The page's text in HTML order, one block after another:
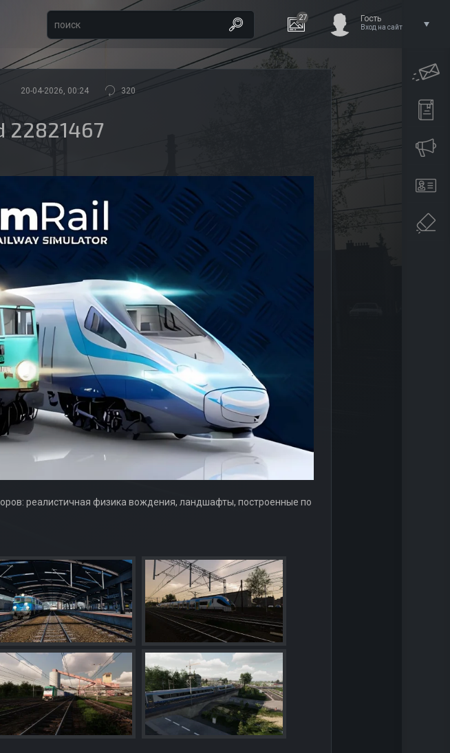
27 Гость
Вход на сайт
20-04-2026, 00:24 320
22821467
реалистичная физика вождения, ландшафты, построенные по